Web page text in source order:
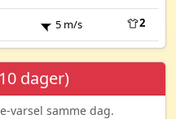
5 m/s 2
dager)
varsel samme dag.